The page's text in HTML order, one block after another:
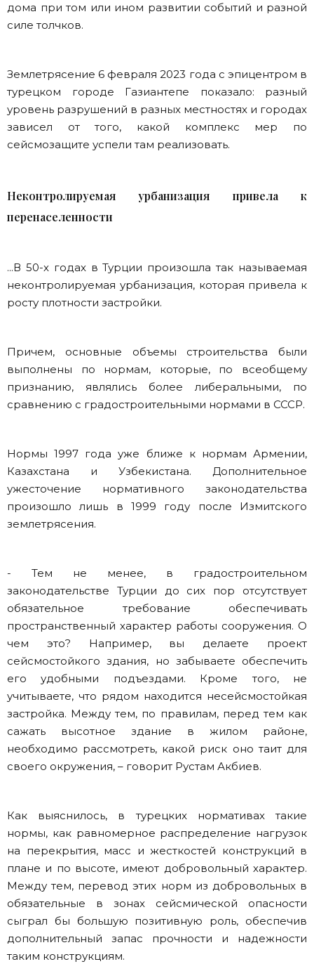
дома при том или ином развитии событий и разной
силе толчков.
Землетрясение 6 февраля 2023 года с эпицентром в
турецком городе Газиантепе показало: разный
уровень разрушений в разных местностях и городах
зависел от того, какой комплекс мер по
сейсмозащите успели там реализовать.
Неконтролируемая урбанизация привела к
перенаселенности
...В 50-х годах в Турции произошла так называемая
неконтролируемая урбанизация, которая привела к
росту плотности застройки.
Причем, основные объемы строительства были
выполнены по нормам, которые, по всеобщему
признанию, являлись более либеральными, по
сравнению с градостроительными нормами в СССР.
Нормы 1997 года уже ближе к нормам Армении,
Казахстана и Узбекистана. Дополнительное
ужесточение нормативного законодательства
произошло лишь в 1999 году после Измитского
землетрясения.
- Тем не менее, в градостроительном
законодательстве Турции до сих пор отсутствует
обязательное требование обеспечивать
пространственный характер работы сооружения. О
чем это? Например, вы делаете проект
сейсмостойкого здания, но забываете обеспечить
его удобными подъездами. Кроме того, не
учитываете, что рядом находится несейсмостойкая
застройка. Между тем, по правилам, перед тем как
сажать высотное здание в жилом районе,
необходимо рассмотреть, какой риск оно таит для
своего окружения, – говорит Рустам Акбиев.
Как выяснилось, в турецких нормативах такие
нормы, как равномерное распределение нагрузок
на перекрытия, масс и жесткостей конструкций в
плане и по высоте, имеют добровольный характер.
Между тем, перевод этих норм из добровольных в
обязательные в зонах сейсмической опасности
сыграл бы большую позитивную роль, обеспечив
дополнительный запас прочности и надежности
таким конструкциям.